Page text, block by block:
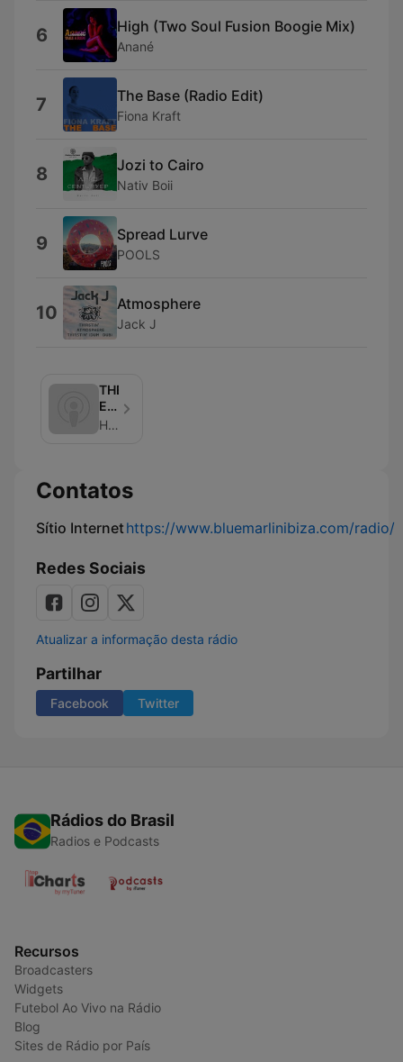
6 High (Two Soul Fusion Boogie Mix)
Anané
7 The Base (Radio Edit)
Fiona Kraft
8 Jozi to Cairo
Nativ Boii
9 Spread Lurve
POOLS
10 Atmosphere
Jack J
THEdIVE
Edition
on
-
Podcast
Hosted By P.M. FM
Contatos
Sítio Internethttps://www.bluemarlinibiza.com/radio/
Redes Sociais
Atualizar a informação desta rádio
Partilhar
Facebook Twitter
Rádios do Brasil
Radios e Podcasts
Recursos
Broadcasters
Widgets
Futebol Ao Vivo na Rádio
Blog
Sites de Rádio por País